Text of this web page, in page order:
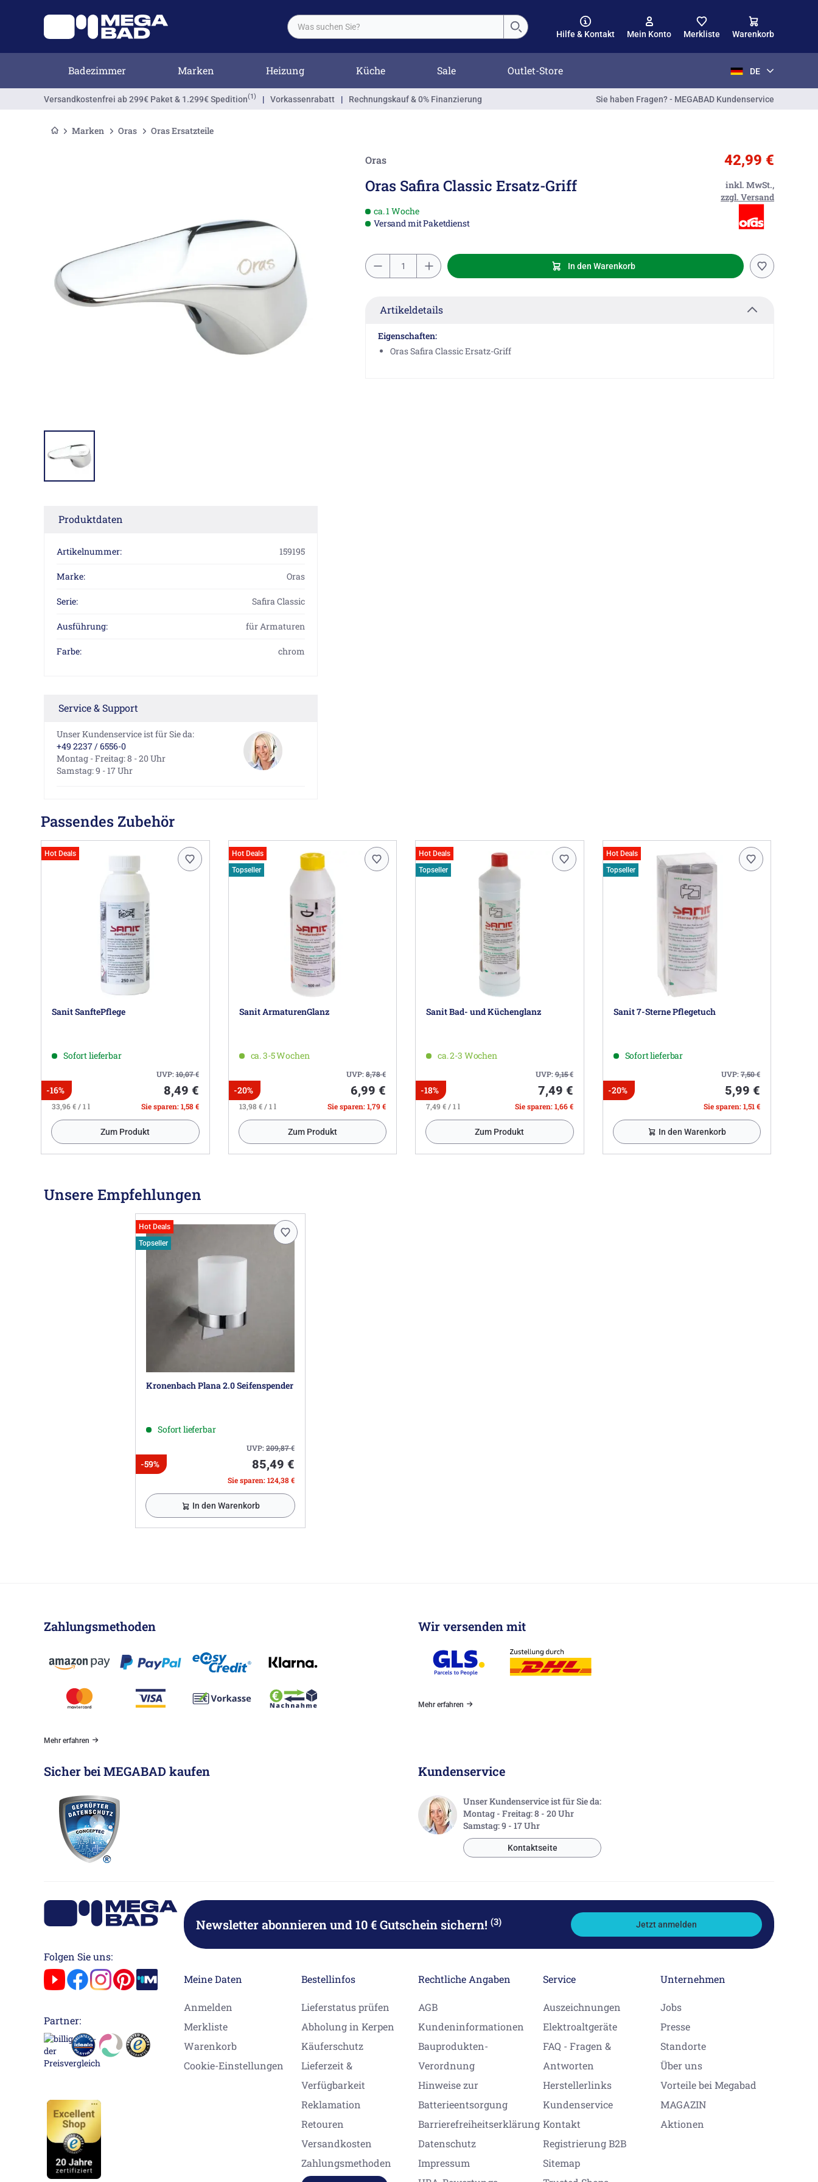
Hilfe & Kontakt Mein Konto Merkliste Warenkorb
Badezimmer Marken Heizung Küche Sale Outlet-Store DE
Versandkostenfrei ab 299€ Paket & 1.299€ Spedition(1) | Vorkassenrabatt | Rechnungskauf & 0% Finanzierung Sie haben Fragen? - MEGABAD Kundenservice
Marken Oras Oras Ersatzteile
Produktdaten
Artikelnummer: 159195
Marke: Oras
Serie: Safira Classic
Ausführung: für Armaturen
Farbe: chrom
Service & Support
Unser Kundenservice ist für Sie da:
+49 2237 / 6556-0
Montag - Freitag: 8 - 20 Uhr
Samstag: 9 - 17 Uhr
Oras
Oras Safira Classic Ersatz-Griff
42,99 €
inkl. MwSt.,
zzgl. Versand
ca. 1 Woche
Versand mit Paketdienst
In den Warenkorb
Artikeldetails
Eigenschaften:
Oras Safira Classic Ersatz-Griff
Passendes Zubehör
Hot Deals
Sanit SanftePflege
Sofort lieferbar
UVP:10,07€
-16% 8,49 €
33,96 € / 1 l Sie sparen: 1,58 €
Zum Produkt
Hot Deals
Topseller
Sanit ArmaturenGlanz
ca. 3-5 Wochen
UVP:8,78€
-20% 6,99 €
13,98 € / 1 l Sie sparen: 1,79 €
Zum Produkt
Hot Deals
Topseller
Sanit Bad- und Küchenglanz
ca. 2-3 Wochen
UVP:9,15€
-18% 7,49 €
7,49 € / 1 l Sie sparen: 1,66 €
Zum Produkt
Hot Deals
Topseller
Sanit 7-Sterne Pflegetuch
Sofort lieferbar
UVP:7,50€
-20% 5,99 €
Sie sparen: 1,51 €
In den Warenkorb
Unsere Empfehlungen
Hot Deals
Topseller
Kronenbach Plana 2.0 Seifenspender
Sofort lieferbar
UVP:209,87€
-59% 85,49 €
Sie sparen: 124,38 €
In den Warenkorb
Zahlungsmethoden
Mehr erfahren
Wir versenden mit
Mehr erfahren
Sicher bei MEGABAD kaufen Kundenservice
Unser Kundenservice ist für Sie da:
Montag - Freitag: 8 - 20 Uhr
Samstag: 9 - 17 Uhr
Kontaktseite
Folgen Sie uns:
Partner:
Newsletter abonnierenund 10 € Gutschein sichern! (3) Jetzt anmelden
Meine Daten
Anmelden
Merkliste
Warenkorb
Cookie-Einstellungen
Bestellinfos
Lieferstatus prüfen
Abholung in Kerpen
Käuferschutz
Lieferzeit &
Verfügbarkeit
Reklamation
Retouren
Versandkosten
Zahlungsmethoden
Rechtliche Angaben
AGB
Kundeninformationen
Bauprodukten-
Verordnung
Hinweise zur
Batterieentsorgung
Barrierefreiheitserklärung
Datenschutz
Impressum
Service
Auszeichnungen
Elektroaltgeräte
FAQ - Fragen &
Antworten
Herstellerlinks
Kundenservice
Kontakt
Registrierung B2B
Sitemap
Unternehmen
Jobs
Presse
Standorte
Über uns
Vorteile bei Megabad
MAGAZIN
Aktionen